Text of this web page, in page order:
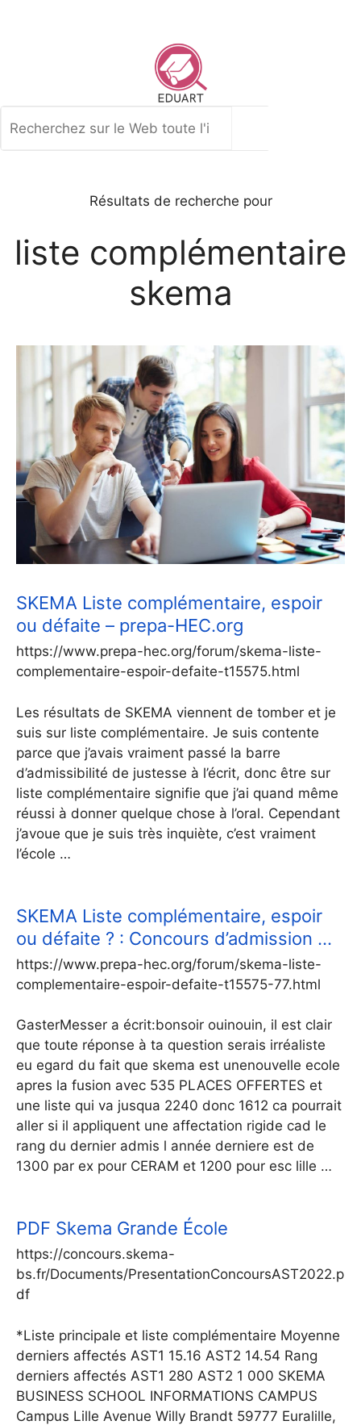
Résultats de recherche pour
liste complémentaire
skema
SKEMA Liste complémentaire, espoir
ou défaite – prepa-HEC.org
https://www.prepa-hec.org/forum/skema-liste-
complementaire-espoir-defaite-t15575.html
Les résultats de SKEMA viennent de tomber et je
suis sur liste complémentaire. Je suis contente
parce que j’avais vraiment passé la barre
d’admissibilité de justesse à l’écrit, donc être sur
liste complémentaire signifie que j’ai quand même
réussi à donner quelque chose à l’oral. Cependant
j’avoue que je suis très inquiète, c’est vraiment
l’école …
SKEMA Liste complémentaire, espoir
ou défaite ? : Concours d’admission …
https://www.prepa-hec.org/forum/skema-liste-
complementaire-espoir-defaite-t15575-77.html
GasterMesser a écrit:bonsoir ouinouin, il est clair
que toute réponse à ta question serais irréaliste
eu egard du fait que skema est unenouvelle ecole
apres la fusion avec 535 PLACES OFFERTES et
une liste qui va jusqua 2240 donc 1612 ca pourrait
aller si il appliquent une affectation rigide cad le
rang du dernier admis l année derniere est de
1300 par ex pour CERAM et 1200 pour esc lille …
PDF Skema Grande École
https://concours.skema-
bs.fr/Documents/PresentationConcoursAST2022.p
df
*Liste principale et liste complémentaire Moyenne
derniers affectés AST1 15.16 AST2 14.54 Rang
derniers affectés AST1 280 AST2 1 000 SKEMA
BUSINESS SCHOOL INFORMATIONS CAMPUS
Campus Lille Avenue Willy Brandt 59777 Euralille,